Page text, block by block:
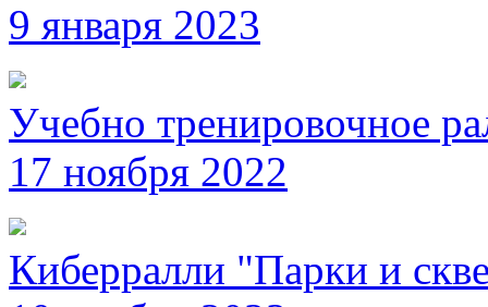
9 января 2023
Учебно тренировочное
17 ноября 2022
Киберралли "Парки и